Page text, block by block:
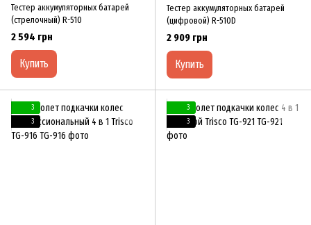
Тестер аккумуляторных батарей
(стрелочный) R-510
2 594 грн
Купить
Тестер аккумуляторных батарей
(цифровой) R-510D
2 909 грн
Купить
3
3
3
3